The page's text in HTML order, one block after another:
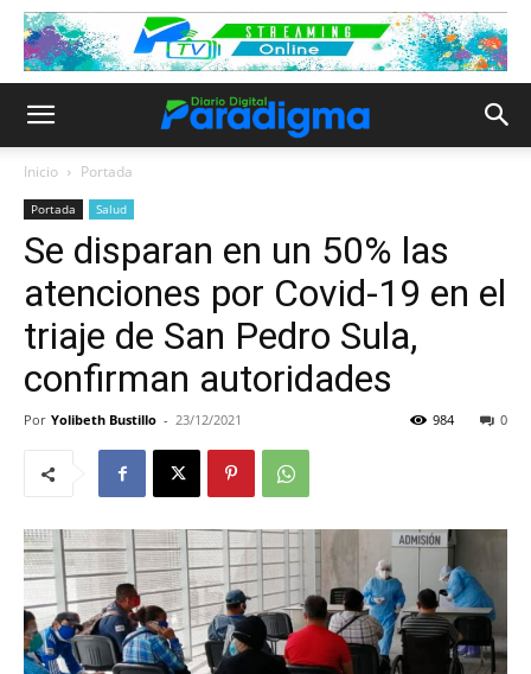
Inicio Portada
Portada Salud
Se disparan en un 50% las
atenciones por Covid-19 en el
triaje de San Pedro Sula,
confirman autoridades
Por Yolibeth Bustillo - 23/12/2021 0
984